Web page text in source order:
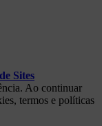
Sites
Ao continuar
termos e políticas